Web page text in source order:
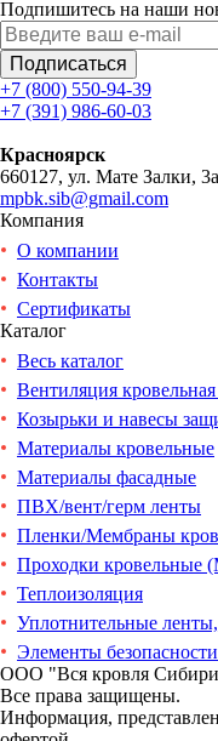
Подпишитесь на наши
Подписаться
+7 (800) 550-94-39
+7 (391) 986-60-03
Красноярск
660127, ул. Мате Залки, 3а
mpbk.sib@gmail.com
Компания
О компании
Контакты
Сертификаты
Каталог
Весь каталог
Вентиляция
Козырьки и навесы
Материалы кровельные
Материалы фасадные
ПВХ/вент/герм ленты
Пленки/Мембраны
Проходки кровельные
Теплоизоляция
Уплотнительные
Элементы
ООО "Вся кровля
Все права защищены.
Информация,